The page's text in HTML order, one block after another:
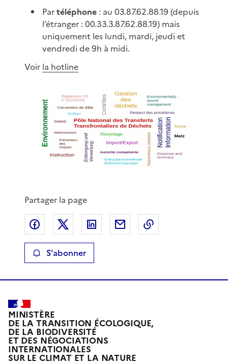
Partéléphone : au 03.87.62.88.19 (depuis
l’étranger : 00.33.3.87.62.88.19) mais
uniquement les lundi, mardi, jeudi et
vendredi de 9h à midi.
Voir la hotline
Partager la page
Partager sur Facebook
Partager sur XPartager sur LinkedIn
Partager par email
S'abonner
MINISTÈRE
DE LA TRANSITION ÉCOLOGIQUE,
DE LA BIODIVERSITÉ
ET DES NÉGOCIATIONS
INTERNATIONALES
SUR LE CLIMAT ET LA NATURE